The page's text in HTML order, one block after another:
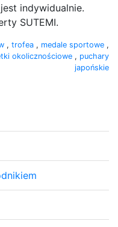
indywidualnie.
SUTEMI.
, trofea , medale sportowe ,
okolicznościowe , puchary
japońskie